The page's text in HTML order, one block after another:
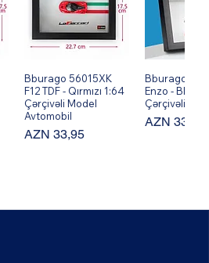
Hızlı Bakış
Bburago 56015XK
F12 TDF - Qırmızı 1:64
Çərçivəli Model
Avtomobil
Fiyat
AZN 33,95
Hızlı
Bburago
Enzo - Black
Çərçivəli
Fiyat
AZN 33,95